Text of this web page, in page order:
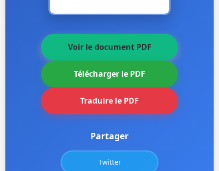
Voir le document PDF
Télécharger le PDF
Traduire le PDF
Partager
Twitter